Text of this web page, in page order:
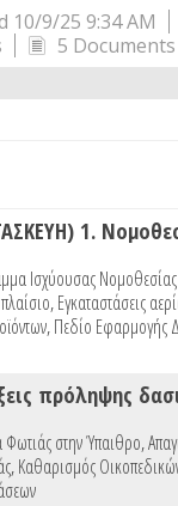
10/9/25 9:34 AM
5 Documents
1.
Ισχύουσας
,Εγκαταστάσεις
,Πεδίο Εφαρμογής
στην Ύπαιθρο,
,Καθαρισμός